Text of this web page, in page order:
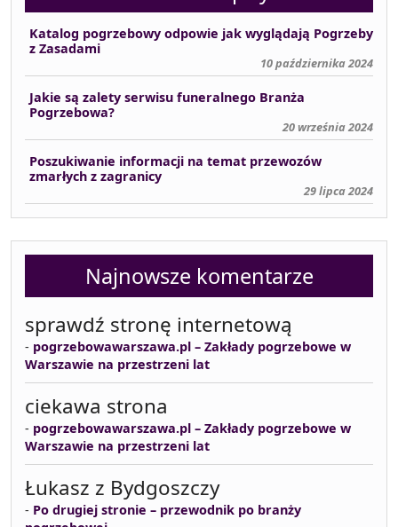
Katalog pogrzebowy odpowie jak wyglądają Pogrzeby
z Zasadami
10 października 2024
Jakie są zalety serwisu funeralnego Branża
Pogrzebowa?
20 września 2024
Poszukiwanie informacji na temat przewozów
zmarłych z zagranicy
29 lipca 2024
Najnowsze komentarze
sprawdź stronę internetową
- pogrzebowawarszawa.pl – Zakłady pogrzebowe w
Warszawie na przestrzeni lat
ciekawa strona
- pogrzebowawarszawa.pl – Zakłady pogrzebowe w
Warszawie na przestrzeni lat
Łukasz z Bydgoszczy
- Po drugiej stronie – przewodnik po branży